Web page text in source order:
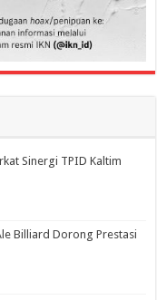
Sinergi TPID Kaltim
Billiard Dorong Prestasi